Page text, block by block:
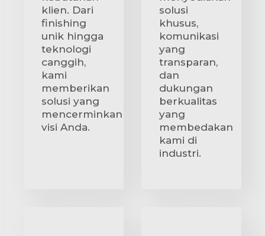
klien. Dari
finishing
unik hingga
teknologi
canggih,
kami
memberikan
solusi yang
mencerminkan
visi Anda.
solusi
khusus,
komunikasi
yang
transparan,
dan
dukungan
berkualitas
yang
membedakan
kami di
industri.